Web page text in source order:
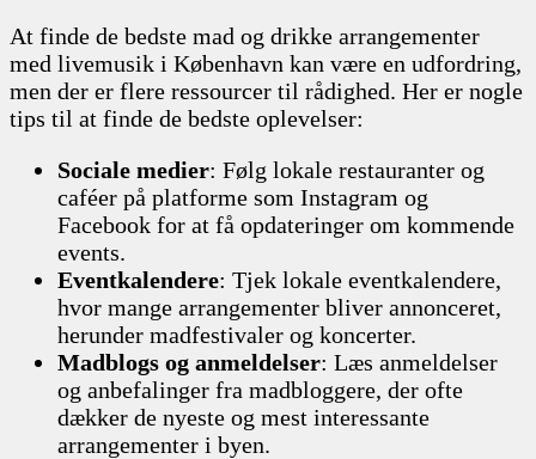
At finde de bedste mad og drikke arrangementer
med livemusik i København kan være en udfordring,
men der er flere ressourcer til rådighed. Her er nogle
tips til at finde de bedste oplevelser:
Sociale medier: Følg lokale restauranter og
caféer på platforme som Instagram og
Facebook for at få opdateringer om kommende
events.
Eventkalendere: Tjek lokale eventkalendere,
hvor mange arrangementer bliver annonceret,
herunder madfestivaler og koncerter.
Madblogs og anmeldelser: Læs anmeldelser
og anbefalinger fra madbloggere, der ofte
dækker de nyeste og mest interessante
arrangementer i byen.